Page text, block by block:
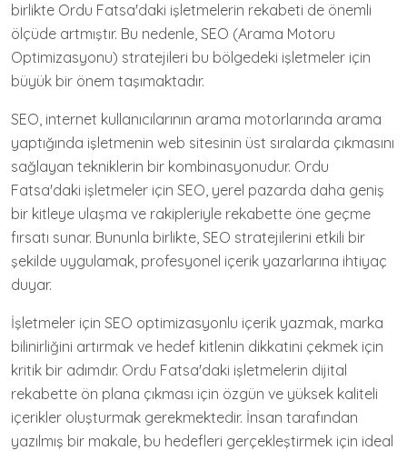
birlikte Ordu Fatsa'daki işletmelerin rekabeti de önemli
ölçüde artmıştır. Bu nedenle, SEO (Arama Motoru
Optimizasyonu) stratejileri bu bölgedeki işletmeler için
büyük bir önem taşımaktadır.
SEO, internet kullanıcılarının arama motorlarında arama
yaptığında işletmenin web sitesinin üst sıralarda çıkmasını
sağlayan tekniklerin bir kombinasyonudur. Ordu
Fatsa'daki işletmeler için SEO, yerel pazarda daha geniş
bir kitleye ulaşma ve rakipleriyle rekabette öne geçme
fırsatı sunar. Bununla birlikte, SEO stratejilerini etkili bir
şekilde uygulamak, profesyonel içerik yazarlarına ihtiyaç
duyar.
İşletmeler için SEO optimizasyonlu içerik yazmak, marka
bilinirliğini artırmak ve hedef kitlenin dikkatini çekmek için
kritik bir adımdır. Ordu Fatsa'daki işletmelerin dijital
rekabette ön plana çıkması için özgün ve yüksek kaliteli
içerikler oluşturmak gerekmektedir. İnsan tarafından
yazılmış bir makale, bu hedefleri gerçekleştirmek için ideal